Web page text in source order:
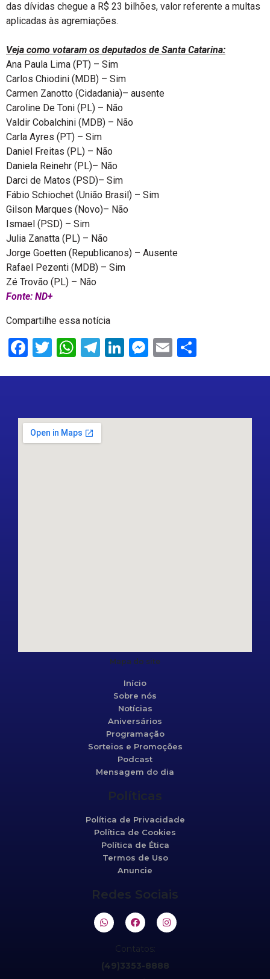
das dívidas chegue a R$ 23 bilhões, valor referente a multas
aplicadas às agremiações.
Veja como votaram os deputados de Santa Catarina:
Ana Paula Lima (PT) – Sim
Carlos Chiodini (MDB) – Sim
Carmen Zanotto (Cidadania)– ausente
Caroline De Toni (PL) – Não
Valdir Cobalchini (MDB) – Não
Carla Ayres (PT) – Sim
Daniel Freitas (PL) – Não
Daniela Reinehr (PL)– Não
Darci de Matos (PSD)– Sim
Fábio Schiochet (União Brasil) – Sim
Gilson Marques (Novo)– Não
Ismael (PSD) – Sim
Julia Zanatta (PL) – Não
Jorge Goetten (Republicanos) – Ausente
Rafael Pezenti (MDB) – Sim
Zé Trovão (PL) – Não
Fonte: ND+
Compartilhe essa notícia
Facebook
Twitter
WhatsApp
Telegram
LinkedIn
Messenger
Email
Mapa do site
Início
Sobre nós
Notícias
Aniversários
Programação
Sorteios e Promoções
Podcast
Mensagem do dia
Políticas
Política de Privacidade
Política de Cookies
Política de Ética
Termos de Uso
Anuncie
Redes Sociais
Contatos:
(49)3353-8888